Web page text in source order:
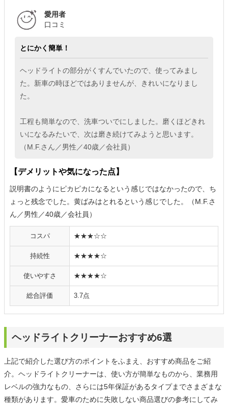
愛用者
口コミ
とにかく簡単！
ヘッドライトの部分がくすんでいたので、使ってみまし
た。新車の時ほどではありませんが、きれいになりまし
た。
工程も簡単なので、洗車ついでにしました。磨くほどきれ
いになるみたいで、次は磨き続けてみようと思います。
（M.F.さん／男性／40歳／会社員）
【デメリットや気になった点】
説明書のようにピカピカになるという感じではなかったので、ち
ょっと残念でした。黄ばみはとれるという感じでした。（M.F.さ
ん／男性／40歳／会社員）
コスパ ★★★☆☆
持続性 ★★★★☆
使いやすさ ★★★★☆
総合評価 3.7点
ヘッドライトクリーナーおすすめ6選
上記で紹介した選び方のポイントをふまえ、おすすめ商品をご紹
介。ヘッドライトクリーナーは、使い方が簡単なものから、業務用
レベルの強力なもの、さらには5年保証があるタイプまでさまざまな
種類があります。愛車のために失敗しない商品選びの参考にしてみ